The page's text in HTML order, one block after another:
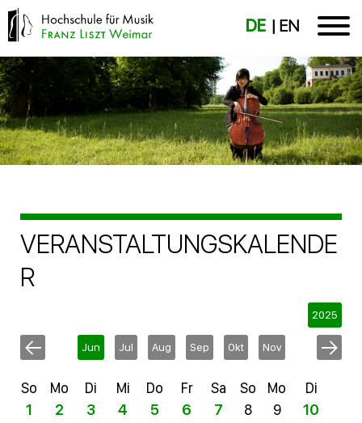
DE EN
VERANSTALTUNGSKALENDE
R
Jun Jul Aug Sep Okt Nov
2025
So
1
Mo
2
Di
3
Mi
4
Do
5
Fr
6
Sa
7
So
8
Mo
9
Di
10